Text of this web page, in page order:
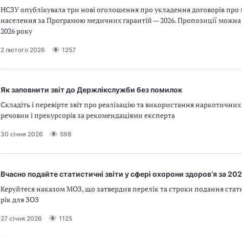
НСЗУ опублікувала три нові оголошення про укладення договорів
населення за Програмою медичних гарантій — 2026. Пропозиції
2026 року
2 лютого 2026 1257
Як заповнити звіт до Держлікслужби без помилок
Складіть і перевірте звіт про реалізацію та використання
речовин і прекурсорів за рекомендаціями експерта
30 січня 2026 598
Вчасно подайте статистичні звіти у сфері охорони здоров’я за
Керуйтеся наказом МОЗ, що затвердив перелік та строки подання
рік для ЗОЗ
27 січня 2026 1125